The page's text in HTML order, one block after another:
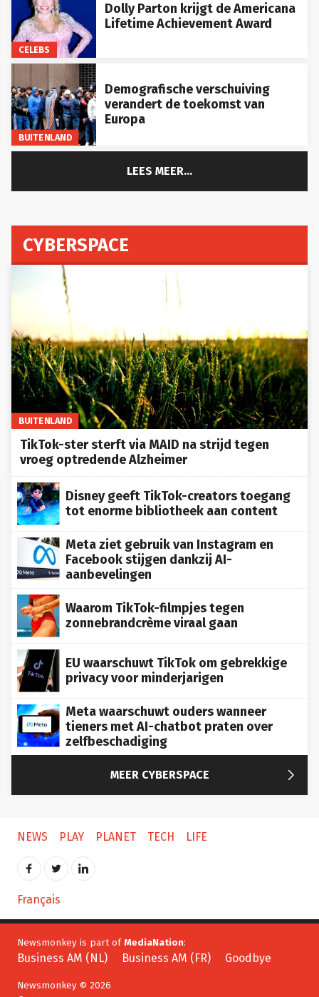
CELEBS
Dolly Parton krijgt de Americana
Lifetime Achievement Award
BUITENLAND
Demografische verschuiving
verandert de toekomst van
Europa
LEES MEER...
CYBERSPACE
BUITENLAND
TikTok-ster sterft via MAID na strijd tegen
vroeg optredende Alzheimer
Disney geeft TikTok-creators toegang
tot enorme bibliotheek aan content
Meta ziet gebruik van Instagram en
Facebook stijgen dankzij AI-
aanbevelingen
Waarom TikTok-filmpjes tegen
zonnebrandcrème viraal gaan
EU waarschuwt TikTok om gebrekkige
privacy voor minderjarigen
Meta waarschuwt ouders wanneer
tieners met AI-chatbot praten over
zelfbeschadiging
MEER CYBERSPACE 
NEWS PLAY PLANET TECH LIFE
Français
Newsmonkey is part ofMediaNation:
Business AM (NL) Business AM (FR) Goodbye
Newsmonkey © 2026